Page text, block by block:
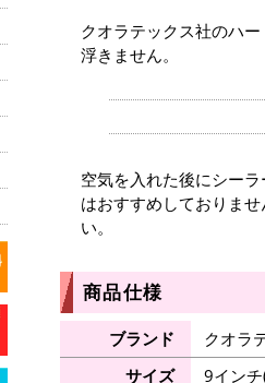
クオラテックス社のハ
浮きません。
空気を入れた後にシー
はおすすめしておりま
い。
商品仕様
ブランド
クオラ
サイズ
9イン